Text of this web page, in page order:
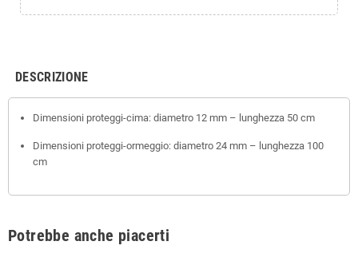
DESCRIZIONE
Dimensioni proteggi-cima: diametro 12 mm – lunghezza 50 cm
Dimensioni proteggi-ormeggio: diametro 24 mm – lunghezza 100
cm
Potrebbe anche piacerti